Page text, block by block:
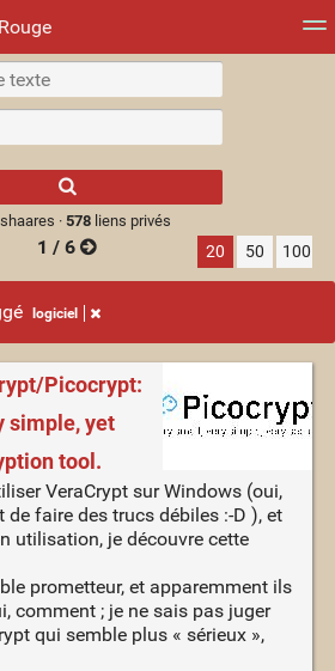
d'images
results.
· 578liens privés
1 / 6 20 50 100
logiciel
Picocrypt:
simple, yet
tool.
VeraCrypt sur Windows (oui,
faire des trucs débiles :-D ), et
utilisation, je découvre cette
prometteur, et apparemment ils
comment ; je ne sais pas juger
qui semble plus « sérieux »,